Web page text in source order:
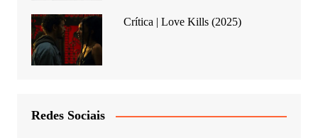
Crítica | Love Kills (2025)
Redes Sociais